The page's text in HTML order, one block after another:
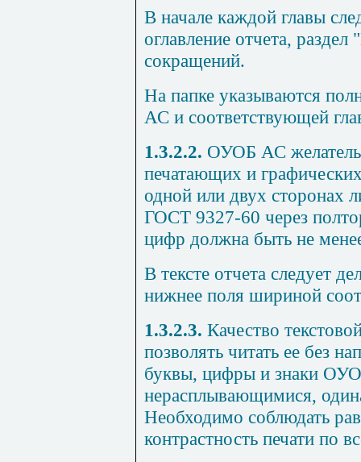
В начале каждой главы
оглавление отчета,
сокращений.
На папке указываются
АС и соответствующей
1.3.2.2. ОУОБ АС
печатающих и
одной или двух сторонах
ГОСТ 9327-60 через
цифр должна быть не
В тексте отчета следует
нижнее поля шириной
1.3.2.3. Качество
позволять читать ее без
буквы, цифры и знаки
нерасплывающимися,
Необходимо соблюдать
контрастность печати по